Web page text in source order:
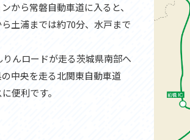
から常磐自動車道に入ると、
土浦までは約70分、水戸まで
んロードが走る茨城県南部へ
中央を走る北関東自動車道
便利です。